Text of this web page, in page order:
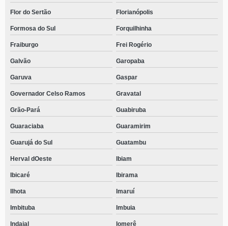
Flor do Sertão Florianópolis
Formosa do Sul Forquilhinha
Fraiburgo Frei Rogério
Galvão Garopaba
Garuva Gaspar
Governador Celso Ramos Gravatal
Grão-Pará Guabiruba
Guaraciaba Guaramirim
Guarujá do Sul Guatambu
Herval dOeste Ibiam
Ibicaré Ibirama
Ilhota Imaruí
Imbituba Imbuia
Indaial Iomerê